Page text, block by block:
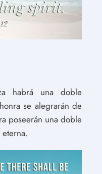
habrá una doble
se alegrarán de
poseerán una doble